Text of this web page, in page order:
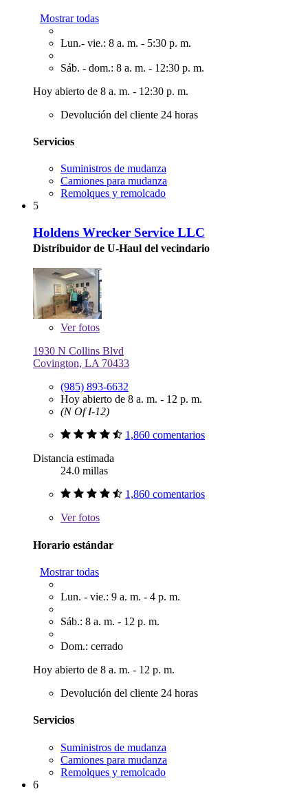
Mostrar todas
Lun.- vie.: 8 a. m. - 5:30 p. m.
Sáb. - dom.: 8 a. m. - 12:30 p. m.
Hoy abierto de 8 a. m. - 12:30 p. m.
Devolución del cliente 24 horas
Servicios
Suministros de mudanza
Camiones para mudanza
Remolques y remolcado
5
Holdens Wrecker Service LLC
Distribuidor de U-Haul del vecindario
Verfotos
1930 N Collins Blvd
Covington, LA 70433
(985) 893-6632
Hoy abierto de 8 a. m. - 12 p. m.
(N Of I-12)
1,860 comentarios
Distancia estimada
24.0 millas
1,860 comentarios
Verfotos
Horario estándar
Mostrar todas
Lun. - vie.: 9 a. m. - 4 p. m.
Sáb.: 8 a. m. - 12 p. m.
Dom.: cerrado
Hoy abierto de 8 a. m. - 12 p. m.
Devolución del cliente 24 horas
Servicios
Suministros de mudanza
Camiones para mudanza
Remolques y remolcado
6